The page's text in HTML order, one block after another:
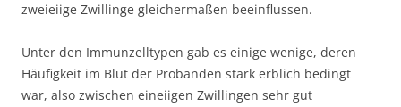
zweieiige Zwillinge gleichermaßen beeinflussen.
Unter den Immunzelltypen gab es einige wenige, deren
Häufigkeit im Blut der Probanden stark erblich bedingt
war, also zwischen eineiigen Zwillingen sehr gut